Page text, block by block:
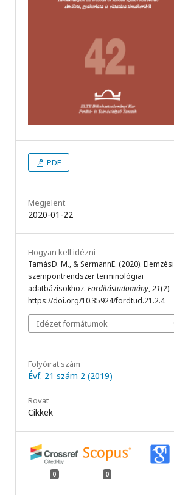
PDF
Megjelent
2020-01-22
Hogyan kell idézni
TamásD. M., & SermannE. (2020). Elemzési
szempontrendszer terminológiai
adatbázisokhoz. Fordítástudomány,21(2).
https://doi.org/10.35924/fordtud.21.2.4
Idézet formátumok
Folyóirat szám
Évf. 21 szám 2 (2019)
Rovat
Cikkek
0 0